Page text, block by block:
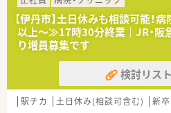
■調剤併設型だけでなく「医療モ
地内薬局」「訪問調剤特化型店
ます
■在宅医療にも積極的取り組ん
50店舗以上、無菌調剤室は業
■「プラチナくるみん認定企業
法人部門）認定」等を取得し一
されています
【伊丹市】土日休みも相談可能！
以上～≫17時30分終業｜JR・
り増員募集です
検討リス
駅チカ 土日休み(相談可含む) 新